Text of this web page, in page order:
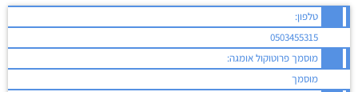
טלפון:
0503455315
מוסמך פרוטוקול אומגה:
מוסמך